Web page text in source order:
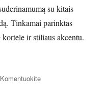
su kitais
Tinkamai parinktas
ir stiliaus akcentu.
Komentuokiteįrašą